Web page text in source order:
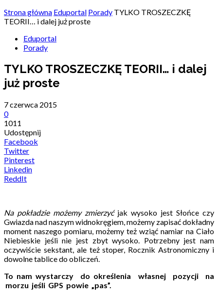
Strona główna Eduportal Porady TYLKO TROSZECZKĘ
TEORII… i dalej już proste
Eduportal
Porady
TYLKO TROSZECZKĘ TEORII… i dalej
już proste
7 czerwca 2015
0
1011
Udostępnij
Facebook
Twitter
Pinterest
Linkedin
ReddIt
Na pokładzie możemy zmierzyćjak wysoko jest Słońce czy
Gwiazda nad naszym widnokręgiem, możemy zapisać dokładny
moment naszego pomiaru, możemy też wziąć namiar na Ciało
Niebieskie jeśli nie jest zbyt wysoko. Potrzebny jest nam
oczywiście sekstant, ale też stoper, Rocznik Astronomiczny i
dowolne tablice do obliczeń.
To nam wystarczy do określenia własnej pozycji na
morzu jeśli GPS powie „pas”.